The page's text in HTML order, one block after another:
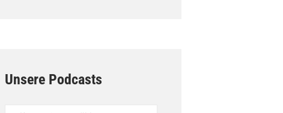
Unsere Podcasts